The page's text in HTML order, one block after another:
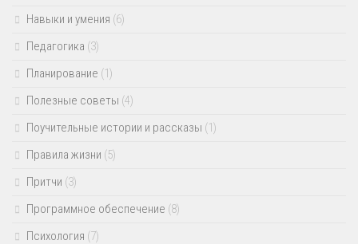
Навыки и умения (6)
Педагогика (3)
Планирование (1)
Полезные советы (4)
Поучительные истории и рассказы (1)
Правила жизни (5)
Притчи (3)
Программное обеспечение (8)
Психология (7)